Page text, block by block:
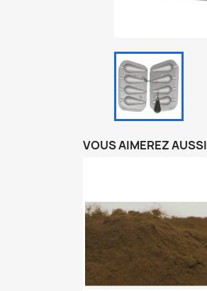
VOUS AIMEREZ AUSSI